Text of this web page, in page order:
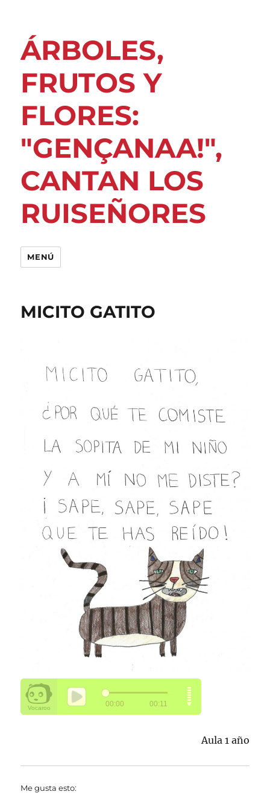
ÁRBOLES,
FRUTOS Y
FLORES:
"GENÇANAA!",
CANTAN LOS
RUISEÑORES
MENÚ
MICITO GATITO
Aula 1 año
Me gusta esto: